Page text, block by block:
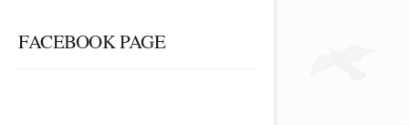
FACEBOOK PAGE